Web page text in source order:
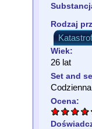
Rodzaj
Wiek:
26 lat
Set and
Ocena: